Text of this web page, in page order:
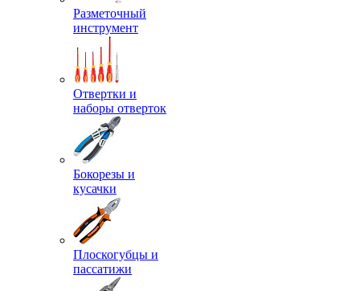
Разметочный
инструмент
Отвертки и
наборы отверток
Бокорезы и
кусачки
Плоскогубцы и
пассатижи